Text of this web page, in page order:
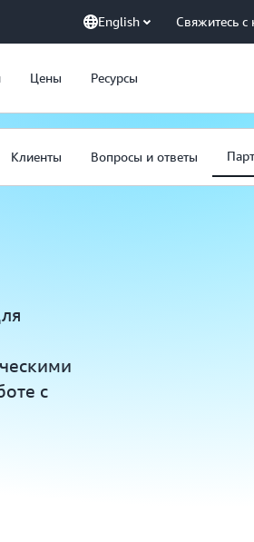
English Свяжитесь с
Цены Ресурсы
Клиенты Вопросы и ответы
с